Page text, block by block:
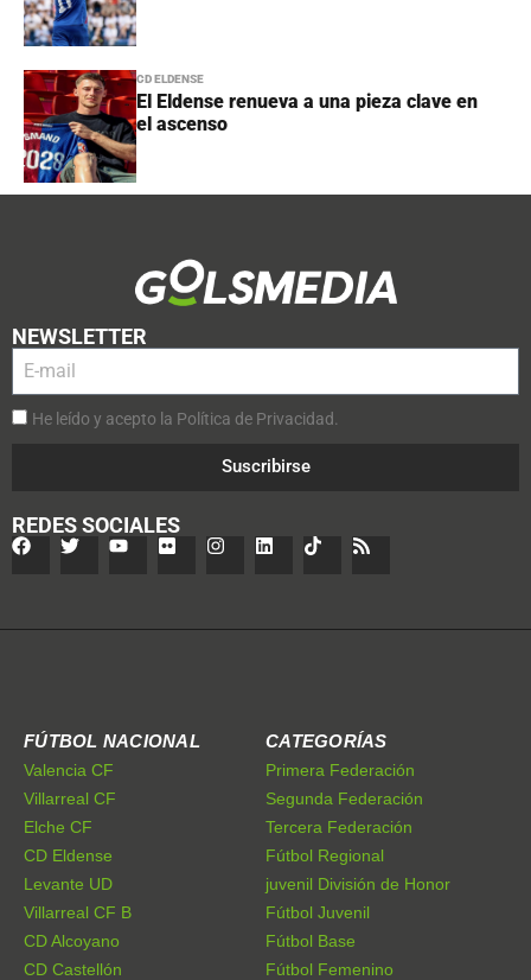
CD ELDENSE
El Eldense renueva a una pieza clave en
el ascenso
NEWSLETTER
He leído y acepto la Política de Privacidad.
Suscribirse
REDES SOCIALES
FÚTBOL NACIONAL
Valencia CF
Villarreal CF
Elche CF
CD Eldense
Levante UD
Villarreal CF B
CD Alcoyano
CD Castellón
CATEGORÍAS
Primera Federación
Segunda Federación
Tercera Federación
Fútbol Regional
juvenil División de Honor
Fútbol Juvenil
Fútbol Base
Fútbol Femenino